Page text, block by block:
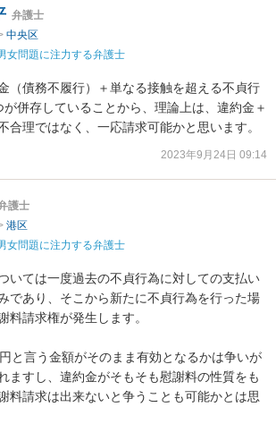
弁護士
中央区
女問題に注力する弁護士
（債務不履行）＋単なる接触を超える不貞行
併存していることから、理論上は、違約金＋
合理ではなく、一応請求可能かと思います。
2023年9月24日 09:14
護士
港区
女問題に注力する弁護士
いては一度過去の不貞行為に対しての支払い
であり、そこから新たに不貞行為を行った場
料請求権が発生します。
と言う金額がそのまま有効となるかは争いが
ますし、違約金がそもそも慰謝料の性質をも
料請求は出来ないと争うことも可能かとは思